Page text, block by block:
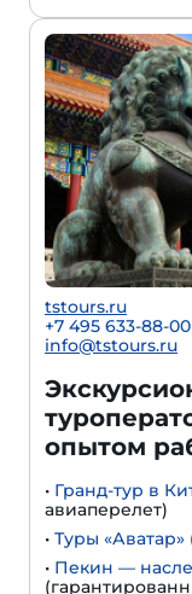
tstours.ru
+7 495 633-88-00
info@tstours.ru
опытом
• Гранд-тур в
авиаперелет)
• Туры «Аватар»
• Пекин —